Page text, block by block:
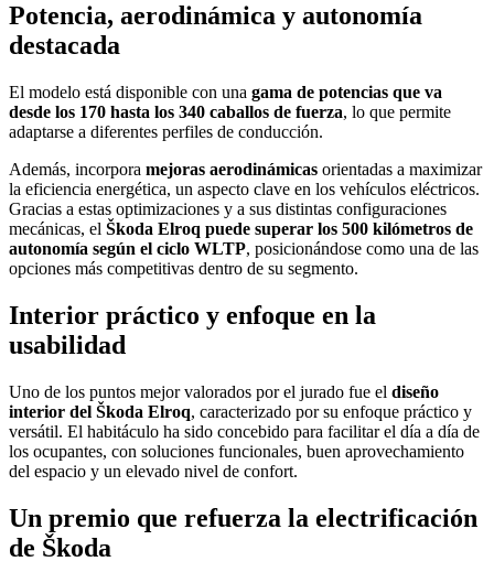
Potencia, aerodinámica y autonomía
destacada
El modelo está disponible con una gama de potencias que va
desde los 170 hasta los 340 caballos de fuerza, lo que permite
adaptarse a diferentes perfiles de conducción.
Además, incorpora mejoras aerodinámicas orientadas a maximizar
la eficiencia energética, un aspecto clave en los vehículos eléctricos.
Gracias a estas optimizaciones y a sus distintas configuraciones
mecánicas, el Škoda Elroq puede superar los 500 kilómetros de
autonomía según el ciclo WLTP, posicionándose como una de las
opciones más competitivas dentro de su segmento.
Interior práctico y enfoque en la
usabilidad
Uno de los puntos mejor valorados por el jurado fue el diseño
interior del Škoda Elroq, caracterizado por su enfoque práctico y
versátil. El habitáculo ha sido concebido para facilitar el día a día de
los ocupantes, con soluciones funcionales, buen aprovechamiento
del espacio y un elevado nivel de confort.
Un premio que refuerza la electrificación
de Škoda